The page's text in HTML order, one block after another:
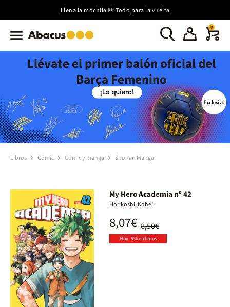
Llena la mochila 🎒 Todo para la vuelta
0
Llévate el primer balón oficial del
Barça Femenino
Libros Cómic Cómic y manga Shonen Manga
My Hero Academia nº 42
Horikoshi, Kohei
8,50€
8,07€
Hoy -5% en libros